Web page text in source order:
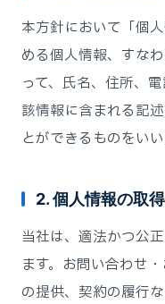
本方針において「個
める個人情報、すな
って、氏名、住所、
該情報に含まれる記
とができるものをいい
2. 個人情報の取得
当社は、適法かつ公
ます。お問い合わせ
の提供、契約の履行